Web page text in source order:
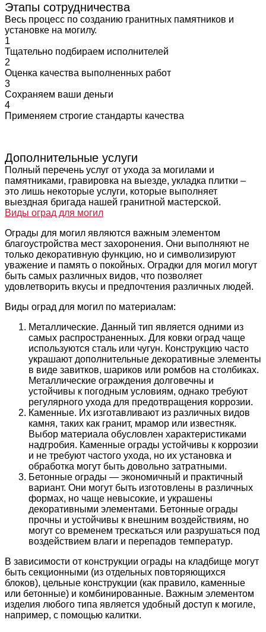
Этапы сотрудничества
Весь процесс по созданию гранитных памятников и
установке на могилу.
1
Тщательно подбираем исполнителей
2
Оценка качества выполненных работ
3
Сохраняем ваши деньги
4
Применяем строгие стандарты качества
Дополнительные услуги
Полный перечень услуг от ухода за могилами и
памятниками, гравировка на выезде, укладка плитки –
это лишь некоторые услуги, которые выполняет
выездная бригада нашей гранитной мастерской.
Виды оград для могил
Ограды для могил являются важным элементом
благоустройства мест захоронения. Они выполняют не
только декоративную функцию, но и символизируют
уважение и память о покойных. Оградки для могил могут
быть самых различных видов, что позволяет
удовлетворить вкусы и предпочтения различных людей.
Виды оград для могил по материалам:
Металлические. Данный тип является одними из
самых распространенных. Для ковки оград чаще
используются сталь или чугун. Конструкцию часто
украшают дополнительные декоративные элементы
в виде завитков, шариков или ромбов на столбиках.
Металлические ограждения долговечны и
устойчивы к погодным условиям, однако требуют
регулярного ухода для предотвращения коррозии.
Каменные. Их изготавливают из различных видов
камня, таких как гранит, мрамор или известняк.
Выбор материала обусловлен характеристиками
надгробия. Каменные ограды устойчивы к коррозии
и не требуют частого ухода, но их установка и
обработка могут быть довольно затратными.
Бетонные ограды — экономичный и практичный
вариант. Они могут быть изготовлены в различных
формах, но чаще невысокие, и украшены
декоративными элементами. Бетонные ограды
прочны и устойчивы к внешним воздействиям, но
могут со временем трескаться или разрушаться под
воздействием влаги и перепадов температур.
В зависимости от конструкции ограды на кладбище могут
быть секционными (из отдельных повторяющихся
блоков), цельные конструкции (как правило, каменные
или бетонные) и комбинированные. Важным элементом
изделия любого типа является удобный доступ к могиле,
например, с помощью калитки.